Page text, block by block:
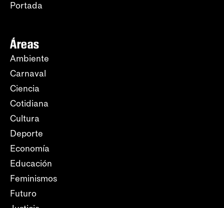
Portada
Áreas
Ambiente
Carnaval
Ciencia
Cotidiana
Cultura
Deporte
Economía
Educación
Feminismos
Futuro